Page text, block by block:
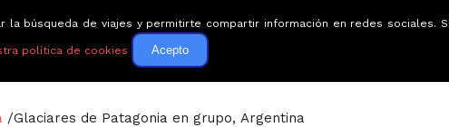
Circuitos Guías de viaje Ofertas Blog
/Glaciares de Patagonia en grupo, Argentina
búsqueda de viajes y permitirte compartir información en redes sociales.
política de cookies Acepto